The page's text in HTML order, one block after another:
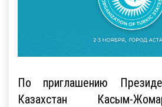
По приглашению
Казахстан Касым-